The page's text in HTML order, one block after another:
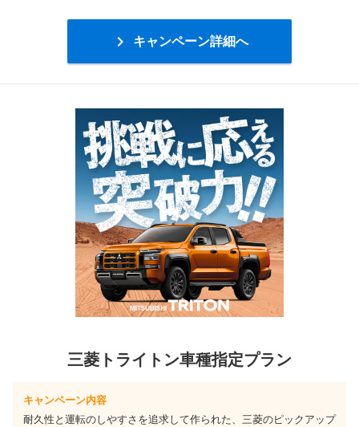
 キャンペーン詳細へ
三菱トライトン車種指定プラン
キャンペーン内容
耐久性と運転のしやすさを追求して作られた、三菱のピックアップ